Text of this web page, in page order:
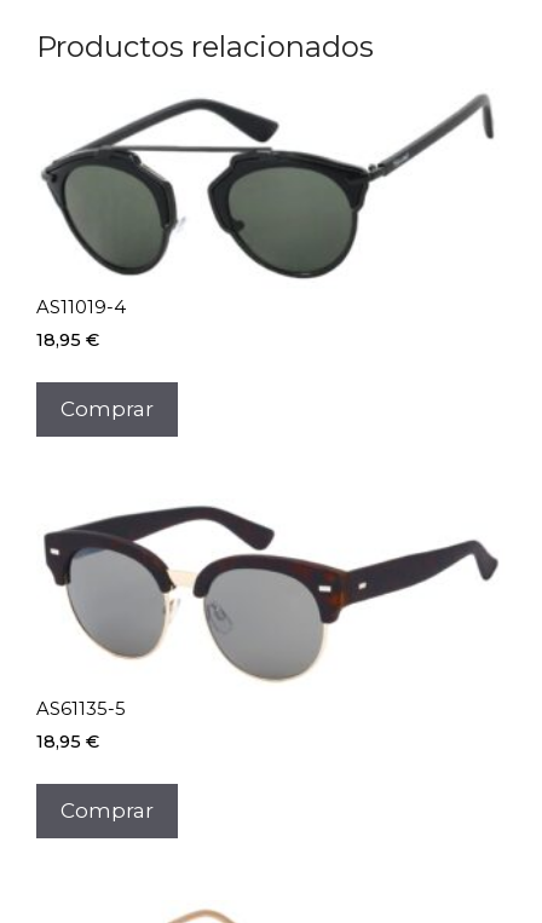
Productos relacionados
AS11019-4
18,95 €
Comprar
AS61135-5
18,95 €
Comprar